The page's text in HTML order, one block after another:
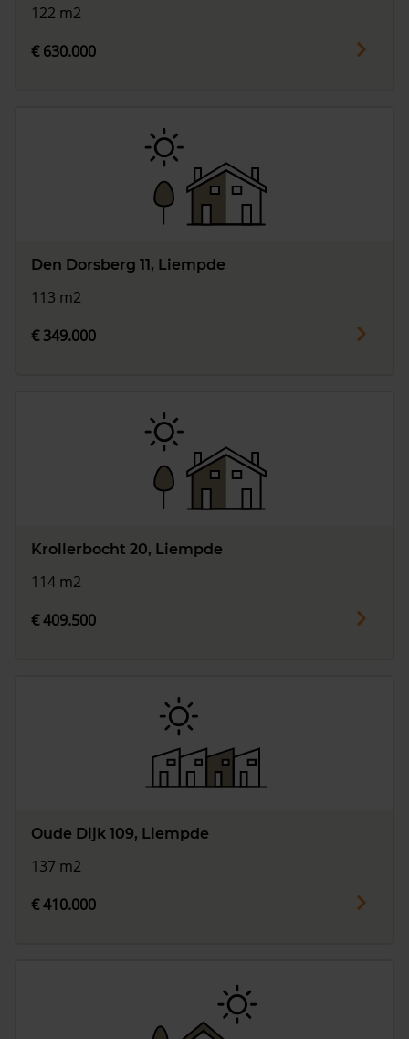
122 m2
€ 630.000
Den Dorsberg 11, Liempde
113 m2
€ 349.000
Krollerbocht 20, Liempde
114 m2
€ 409.500
Oude Dijk 109, Liempde
137 m2
€ 410.000